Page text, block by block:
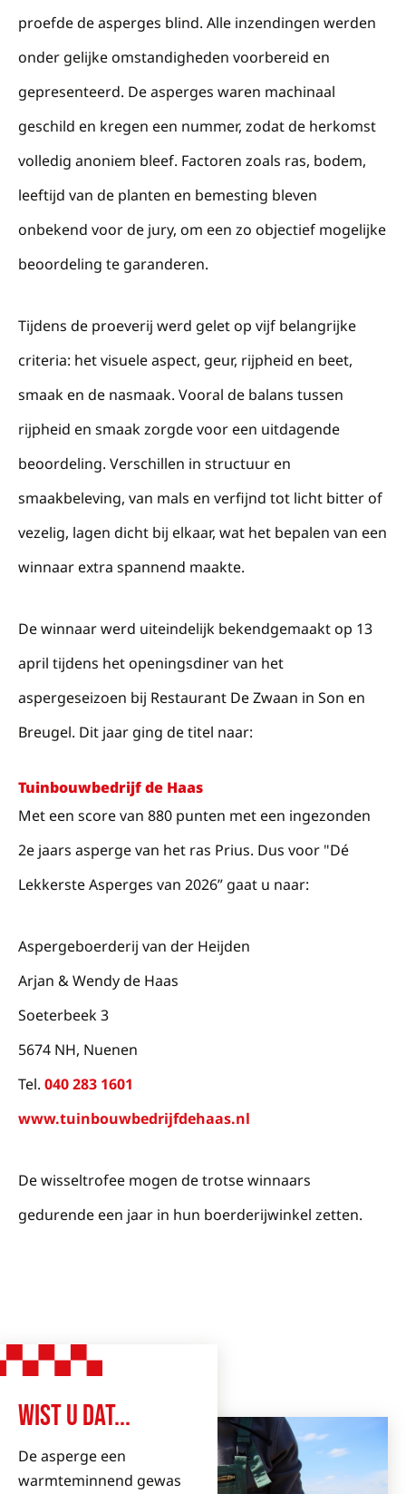
proefde de asperges blind. Alle inzendingen werden
onder gelijke omstandigheden voorbereid en
gepresenteerd. De asperges waren machinaal
geschild en kregen een nummer, zodat de herkomst
volledig anoniem bleef. Factoren zoals ras, bodem,
leeftijd van de planten en bemesting bleven
onbekend voor de jury, om een zo objectief mogelijke
beoordeling te garanderen.
Tijdens de proeverij werd gelet op vijf belangrijke
criteria: het visuele aspect, geur, rijpheid en beet,
smaak en de nasmaak. Vooral de balans tussen
rijpheid en smaak zorgde voor een uitdagende
beoordeling. Verschillen in structuur en
smaakbeleving, van mals en verfijnd tot licht bitter of
vezelig, lagen dicht bij elkaar, wat het bepalen van een
winnaar extra spannend maakte.
De winnaar werd uiteindelijk bekendgemaakt op 13
april tijdens het openingsdiner van het
aspergeseizoen bij Restaurant De Zwaan in Son en
Breugel. Dit jaar ging de titel naar:
Tuinbouwbedrijf de Haas
Met een score van 880 punten met een ingezonden
2e jaars asperge van het ras Prius. Dus voor "Dé
Lekkerste Asperges van 2026” gaat u naar:
Aspergeboerderij van der Heijden
Arjan & Wendy de Haas
Soeterbeek 3
5674 NH, Nuenen
Tel. 040 283 1601
www.tuinbouwbedrijfdehaas.nl
De wisseltrofee mogen de trotse winnaars
gedurende een jaar in hun boerderijwinkel zetten.
WIST U DAT...
De asperge een
warmteminnend gewas